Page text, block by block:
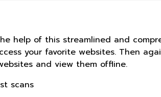
help of this streamlined and
your favorite websites. Then
and view them offline.
scans